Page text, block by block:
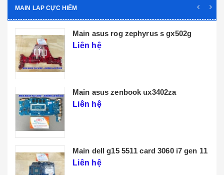
MAIN LAP CỰC HIẾM
s gx502g
3060 i7 gen 11
Main dell xps 9320 core
Main lenovo t14 gen 3